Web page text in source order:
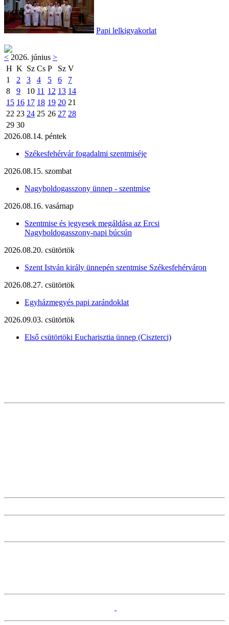
Papi lelkigyakorlat
< 2026. június >
H K Sz Cs P Sz V
1
2 3 4 5 6
7
8
9 10 11 12 13 14
15 16 17 18 19 20 21
22 23 24 25 26 27 28
29 30
2026.08.14. péntek
Székesfehérvár fogadalmi szentmiséje
2026.08.15. szombat
Nagyboldogasszony ünnep - szentmise
2026.08.16. vasárnap
Szentmise és jegyesek megáldása az Ercsi
Nagyboldogasszony-napi búcsún
2026.08.20. csütörtök
Szent István király ünnepén szentmise Székesfehérváron
2026.08.27. csütörtök
Egyházmegyés papi zarándoklat
2026.09.03. csütörtök
Első csütörtöki Eucharisztia ünnep (Ciszterci)